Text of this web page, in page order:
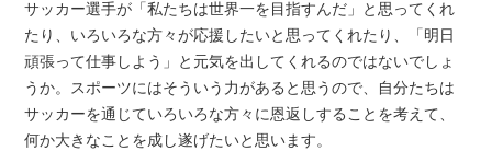
サッカー選手が「私たちは世界一を目指すんだ」と思ってくれ
たり、いろいろな方々が応援したいと思ってくれたり、「明日
頑張って仕事しよう」と元気を出してくれるのではないでしょ
うか。スポーツにはそういう力があると思うので、自分たちは
サッカーを通じていろいろな方々に恩返しすることを考えて、
何か大きなことを成し遂げたいと思います。